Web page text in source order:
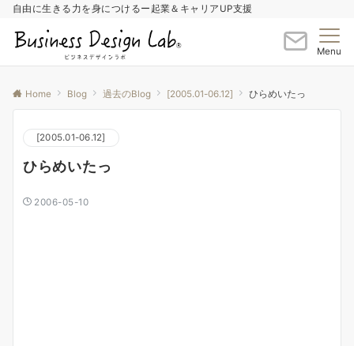
自由に生きる力を身につけるー起業＆キャリアUP支援
Menu
Home Blog 過去のBlog [2005.01-06.12] ひらめいたっ
[2005.01-06.12]
ひらめいたっ
2006-05-10